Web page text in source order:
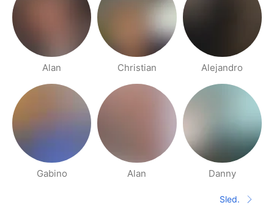
Alan Christian Alejandro
Gabino Alan Danny
Sledeća
Sled.